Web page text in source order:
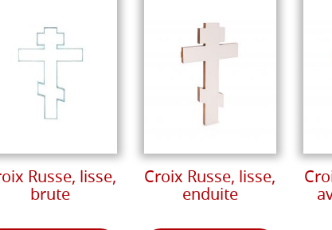
Russe, lisse,
brute
Croix Russe, lisse,
enduite